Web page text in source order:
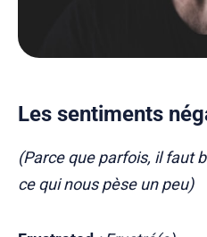
Les sentiments
(Parce que parfois, il faut
ce qui nous pèse un peu)